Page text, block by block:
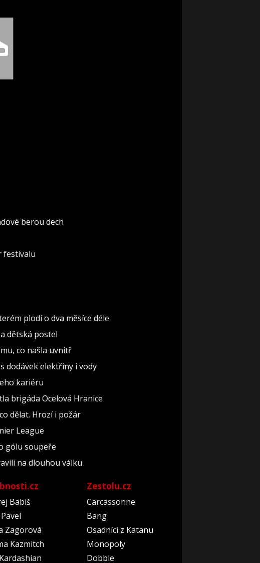
berou dech
festivalu
plodí o dva měsíce déle
dětská postel
co našla uvnitř
dodávek elektřiny i vody
kariéru
brigáda Ocelová Hranice
dělat. Hrozí i požár
League
gólu soupeře
na dlouhou válku
Babiš
Zagorová
Kazmitch
Zestolu.cz
Carcassonne
Bang
Osadníci z Katanu
Monopoly
Dobble